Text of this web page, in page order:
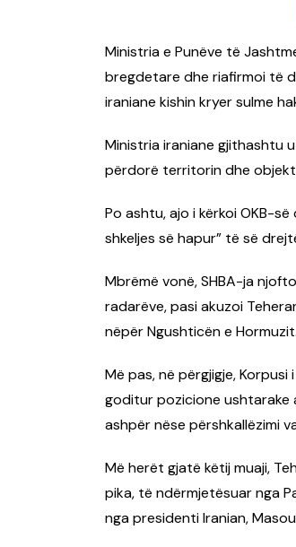
Ministria e Punëve të
bregdetare dhe riafirmoi të
iraniane kishin kryer sulme
Ministria iraniane gjithashtu
përdorë territorin dhe
Po ashtu, ajo i kërkoi OKB-
shkeljes së hapur” të së
Mbrëmë vonë, SHBA-ja
radarëve, pasi akuzoi
nëpër Ngushticën e Hormuzit.
Më pas, në përgjigje,
goditur pozicione ushtarake
ashpër nëse përshkallëzimi
Më herët gjatë këtij muaji,
pika, të ndërmjetësuar nga
nga presidenti Iranian,